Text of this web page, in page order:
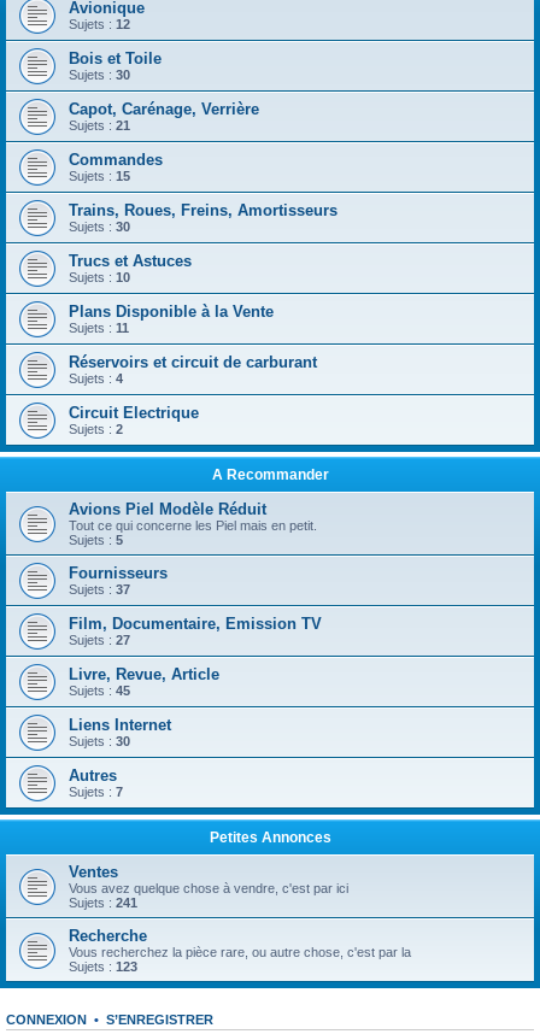
Avionique
Sujets : 12
Bois et Toile
Sujets : 30
Capot, Carénage, Verrière
Sujets : 21
Commandes
Sujets : 15
Trains, Roues, Freins, Amortisseurs
Sujets : 30
Trucs et Astuces
Sujets : 10
Plans Disponible à la Vente
Sujets : 11
Réservoirs et circuit de carburant
Sujets : 4
Circuit Electrique
Sujets : 2
A Recommander
Avions Piel Modèle Réduit
Tout ce qui concerne les Piel mais en petit.
Sujets : 5
Fournisseurs
Sujets : 37
Film, Documentaire, Emission TV
Sujets : 27
Livre, Revue, Article
Sujets : 45
Liens Internet
Sujets : 30
Autres
Sujets : 7
Petites Annonces
Ventes
Vous avez quelque chose à vendre, c'est par ici
Sujets : 241
Recherche
Vous recherchez la pièce rare, ou autre chose, c'est par la
Sujets : 123
CONNEXION • S’ENREGISTRER